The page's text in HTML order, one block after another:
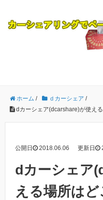
ホーム / ｄカーシェア /
dカーシェア(dcarshare)が使え
公開日 2018.06.06 更新日
dカーシェア
える場所は